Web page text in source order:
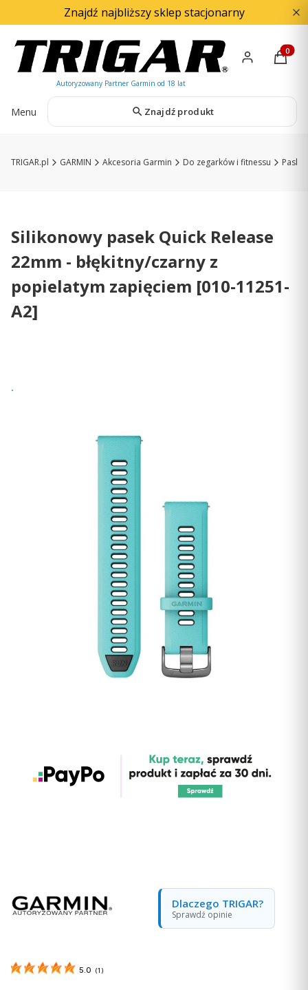
Znajdź najbliższy sklep stacjonarny
Menu Znajdź produkt
TRIGAR.pl GARMIN Akcesoria Garmin Do zegarków i fitnessu Paski
Silikonowy pasek Quick Release
22mm - błękitny/czarny z
popielatym zapięciem [010-11251-
A2]
Dlaczego TRIGAR?
Sprawdź opinie
5.0 (1 )